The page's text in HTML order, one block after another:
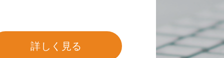
詳しく見る